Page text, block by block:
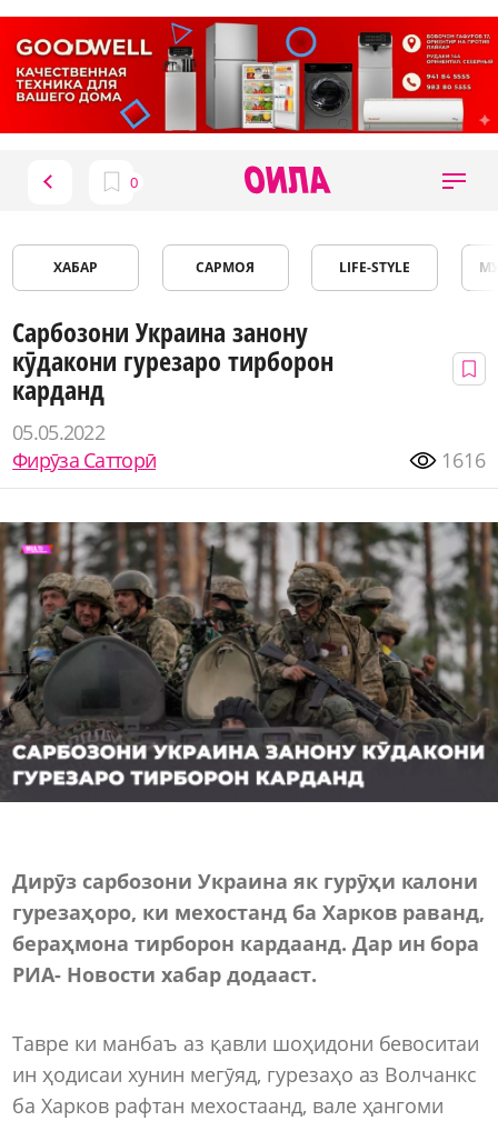
ХАБАР САРМОЯ LIFE-STYLE
Сарбозони Украина занону
кӯдакони гурезаро тирборон
карданд
05.05.2022
Фирӯза Сатторӣ
1616
Дирӯз сарбозони Украина як гурӯҳи калони
гурезаҳоро, ки мехостанд ба Харков раванд,
бераҳмона тирборон кардаанд. Дар ин бора
РИА- Новости хабар додааст.
Тавре ки манбаъ аз қавли шоҳидони бевоситаи
ин ҳодисаи хунин мегӯяд, гурезаҳо аз Волчанкс
ба Харков рафтан мехостаанд, вале ҳангоми